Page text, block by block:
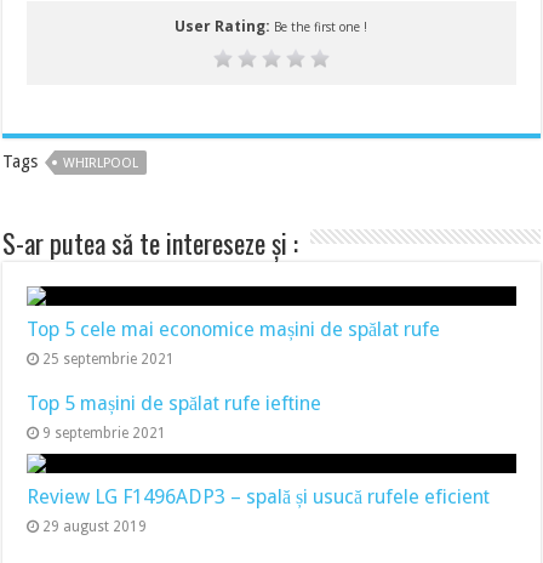
User Rating: Be the first one !
Tags WHIRLPOOL
S-ar putea să te intereseze și :
Top 5 cele mai economice mașini de spălat rufe
25 septembrie 2021
Top 5 mașini de spălat rufe ieftine
9 septembrie 2021
Review LG F1496ADP3 – spală și usucă rufele eficient
29 august 2019